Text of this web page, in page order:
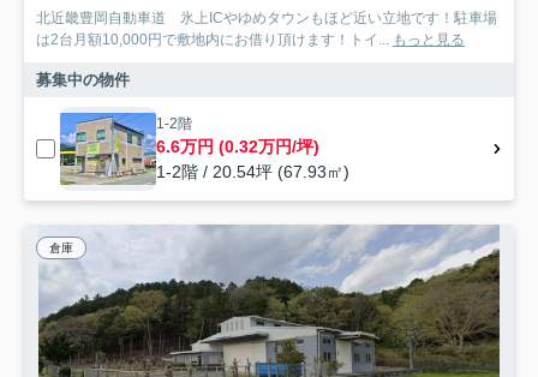
北近畿豊岡自動車道 氷上ICやゆめタウンもほど近い立地です！駐車場
は2台月額10,000円で敷地内にお借り頂けます！トイ... もっと見る
募集中の物件
1-2階
6.6万円 (0.32万円/坪)
1-2階 / 20.54坪 (67.93㎡)
倉庫